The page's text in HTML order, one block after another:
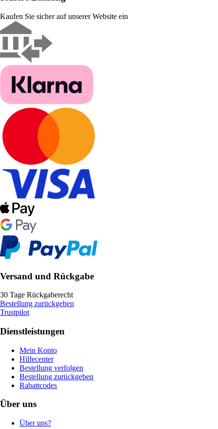
Kaufen Sie sicher auf unserer Website ein
Versand und Rückgabe
30 Tage Rückgaberecht
Bestellung zurückgeben
Trustpilot
Dienstleistungen
Mein Konto
Hilfecenter
Bestellung verfolgen
Bestellung zurückgeben
Rabattcodes
Über uns
Über uns?